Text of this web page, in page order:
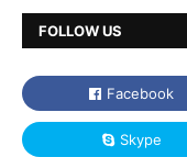
FOLLOW US